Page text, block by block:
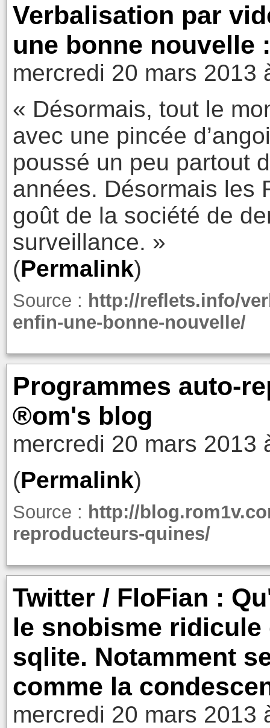
Verbalisation par
une bonne nouvelle
mercredi 20 mars 2013
« Désormais, tout le
avec une pincée
poussé un peu partout
années. Désormais les
goût de la société de
surveillance. »
(Permalink)
Source : http://reflets.info/
enfin-une-bonne-nouvelle/
Programmes auto-
®om's blog
mercredi 20 mars 2013
(Permalink)
Source : http://
reproducteurs-quines/
Twitter / FloFian :
le snobisme
sqlite. Notamment
comme la
mercredi 20 mars 2013